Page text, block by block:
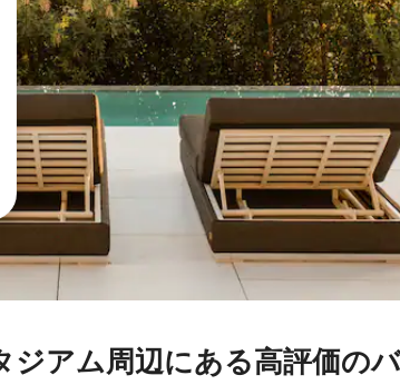
ジアム⁠周⁠辺⁠に⁠あ⁠る高⁠評⁠価⁠の